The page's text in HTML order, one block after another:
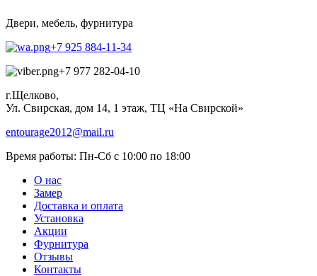
Двери, мебель, фурнитура
+7 925 884-11-34
+7 977 282-04-10
г.Щелково,
Ул. Свирская, дом 14, 1 этаж, ТЦ «На Свирской»
entourage2012@mail.ru
Время работы: Пн-Сб с 10:00 по 18:00
О нас
Замер
Доставка и оплата
Установка
Акции
Фурнитура
Отзывы
Контакты